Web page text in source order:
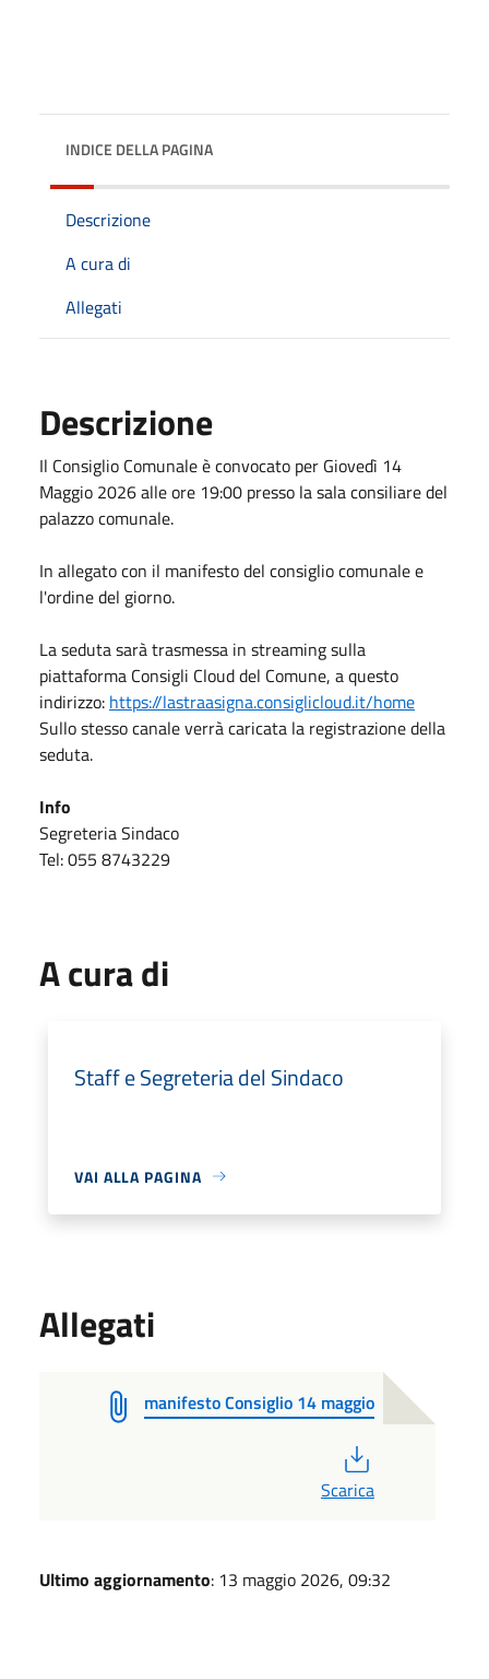
INDICE DELLA PAGINA
Descrizione
A cura di
Allegati
Descrizione
Il Consiglio Comunale è convocato per Giovedì 14
Maggio 2026 alle ore 19:00 presso la sala consiliare del
palazzo comunale.
In allegato con il manifesto del consiglio comunale e
l'ordine del giorno.
La seduta sarà trasmessa in streaming sulla
piattaforma Consigli Cloud del Comune, a questo
indirizzo: https://lastraasigna.consiglicloud.it/home
Sullo stesso canale verrà caricata la registrazione della
seduta.
Info
Segreteria Sindaco
Tel: 055 8743229
A cura di
Staff e Segreteria del Sindaco
VAI ALLA PAGINA
Allegati
manifesto Consiglio 14 maggio
Scarica
Ultimo aggiornamento: 13 maggio 2026, 09:32